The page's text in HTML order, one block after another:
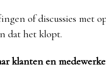
of discussies met
dat het klopt.
klanten en